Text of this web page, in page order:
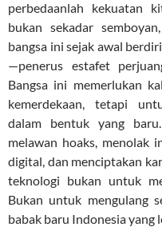
perbedaanlah kekuatan
bukan sekadar
bangsa ini sejak awal
—penerus estafet
Bangsa ini memerlukan
kemerdekaan, tetapi
dalam bentuk yang
melawan hoaks, menolak
digital, dan menciptakan
teknologi bukan untuk
Bukan untuk mengulang
babak baru Indonesia yang